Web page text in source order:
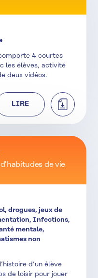
4 courtes
les élèves, activité
deux vidéos.
LIRE
de vie
drogues, jeux de
Infections,
mentale,
non
d’un élève
de loisir pour jouer